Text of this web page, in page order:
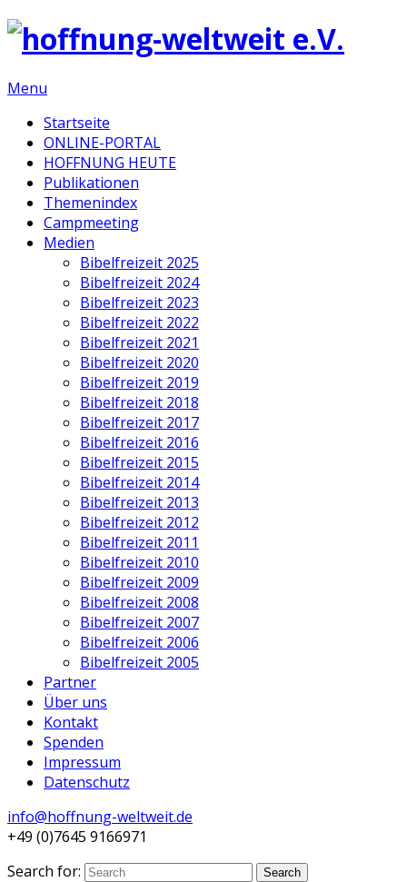
Menu
Startseite
ONLINE-PORTAL
HOFFNUNG HEUTE
Publikationen
Themenindex
Campmeeting
Medien
Bibelfreizeit 2025
Bibelfreizeit 2024
Bibelfreizeit 2023
Bibelfreizeit 2022
Bibelfreizeit 2021
Bibelfreizeit 2020
Bibelfreizeit 2019
Bibelfreizeit 2018
Bibelfreizeit 2017
Bibelfreizeit 2016
Bibelfreizeit 2015
Bibelfreizeit 2014
Bibelfreizeit 2013
Bibelfreizeit 2012
Bibelfreizeit 2011
Bibelfreizeit 2010
Bibelfreizeit 2009
Bibelfreizeit 2008
Bibelfreizeit 2007
Bibelfreizeit 2006
Bibelfreizeit 2005
Partner
Über uns
Kontakt
Spenden
Impressum
Datenschutz
info@hoffnung-weltweit.de
+49 (0)7645 9166971
Search for:
Search